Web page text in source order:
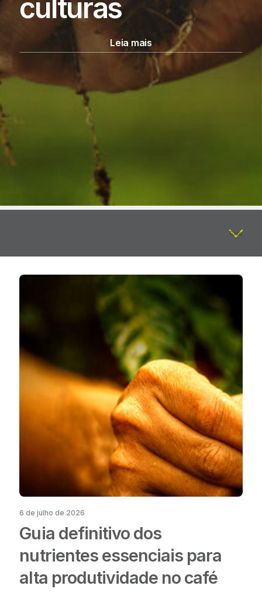
culturas
Leia mais
6 de julho de 2026
Guia definitivo dos
nutrientes essenciais para
alta produtividade no café